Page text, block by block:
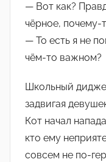
— Вот как?
чёрное, почему-
— То есть я не
чём-то важном?
Школьный
задвигая
Кот начал
кто ему
совсем не по-